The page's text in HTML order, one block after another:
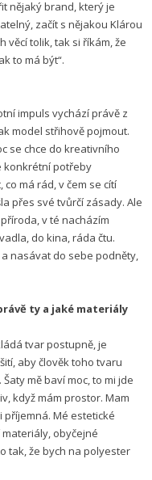
nějaký brand, který je
začít s nějakou Klárou
věcí tolik, tak si říkám, že
to má být“.
impuls vychází právě z
model střihově pojmout.
se chce do kreativního
konkrétní potřeby
má rád, v čem se cítí
přes své tvůrčí zásady. Ale
v té nacházím
do kina, ráda čtu.
nasávat do sebe podněty,
ty a jaké materiály
tvar postupně, je
aby člověk toho tvaru
mě baví moc, to mi jde
když mám prostor. Mam
příjemná. Mé estetické
obyčejné
tak, že bych na polyester